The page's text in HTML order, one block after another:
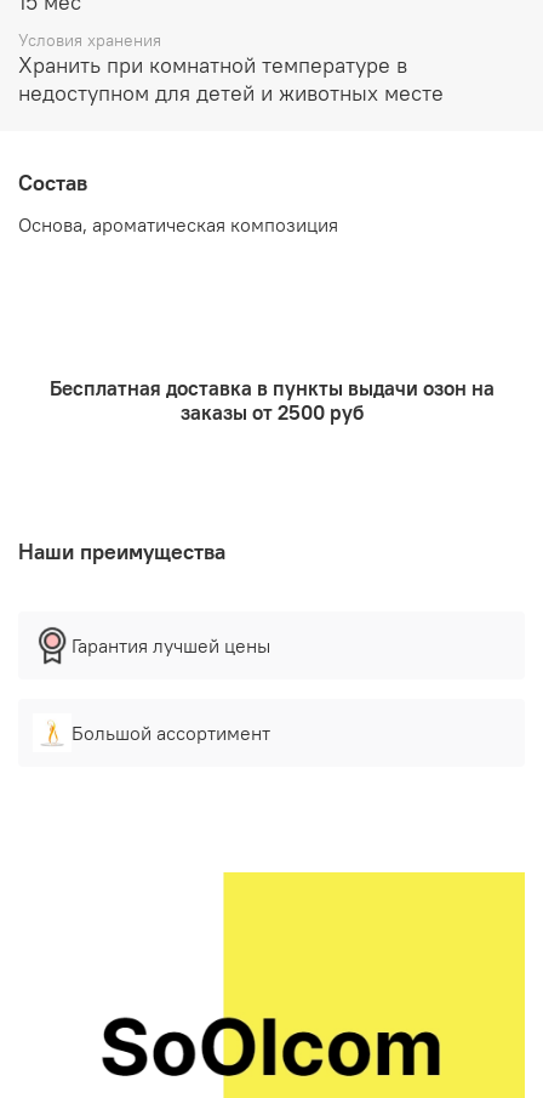
Условия хранения
Хранить при комнатной температуре в
недоступном для детей и животных месте
Состав
Основа, ароматическая композиция
Бесплатная доставка в пункты выдачи озон на
заказы от 2500 руб
Наши преимущества
Гарантия лучшей цены
Большой ассортимент